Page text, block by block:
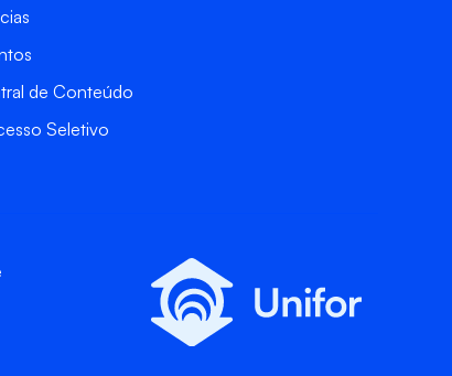
de Conteúdo
Seletivo